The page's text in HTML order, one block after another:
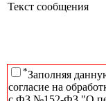
Текст сообщения
*Заполняя
согласие на